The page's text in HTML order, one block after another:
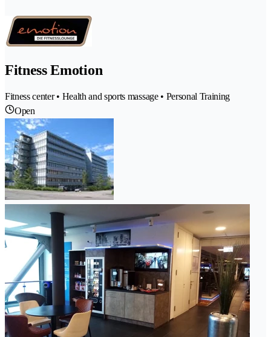
Fitness Emotion
Fitness center • Health and sports massage • Personal Training
Open